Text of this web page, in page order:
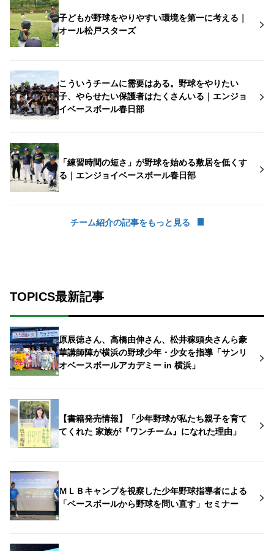
子どもが野球をやりやすい環境を第一に考える｜
オール松戸スターズ
こういうチームに需要はある。野球をやりたい
子、やらせたい保護者はたくさんいる｜エンジョ
イベースボール春日部
「練習時間の短さ」が野球を始める敷居を低くす
る｜エンジョイベースボール春日部
チーム紹介の記事をもっと見る
TOPICS最新記事
原辰徳さん、高橋由伸さん、松井稼頭央さんら豪
華講師陣が横浜の野球少年・少女を指導「サンリ
オベースボールアカデミー in 横浜」
【書籍発売情報】「少年野球が私たち親子を育て
てくれた 家族が『ワンチーム』になれた理由」
ＭＬＢキャンプを視察した少年野球指導者による
「ベースボールから野球を問い直す」セミナー